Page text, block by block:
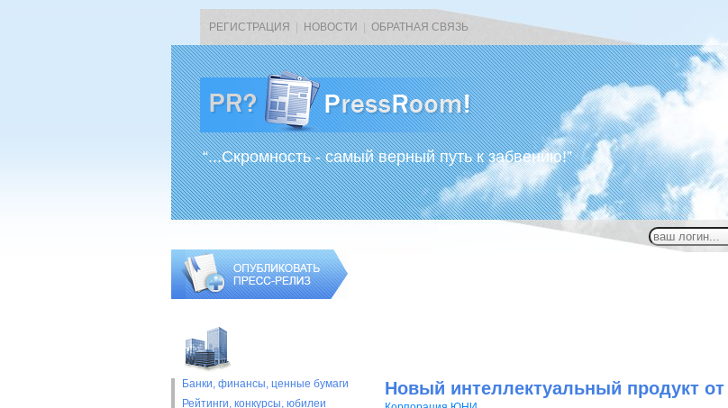
РЕГИСТРАЦИЯ НОВОСТИ ОБРАТНАЯ СВЯЗЬ
“...Скромность - самый верный путь к забвению!”
Банки, финансы, ценные бумаги
Рейтинги, конкурсы, юбилеи
Новый интеллектуальный продукт